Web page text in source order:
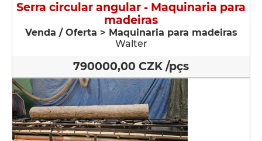
Serra circular angular - Maquinaria para
madeiras
Venda / Oferta > Maquinaria para madeiras
Walter
790000,00 CZK /pçs